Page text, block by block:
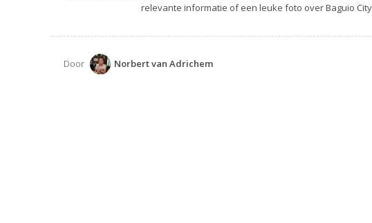
relevante informatie of een leuke foto over Baguio
Door Norbert van Adrichem